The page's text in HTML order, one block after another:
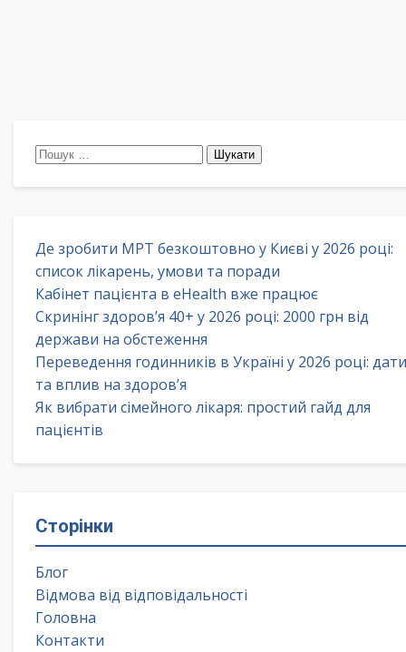
Пошук:
Де зробити МРТ безкоштовно у Києві у 2026 році:
список лікарень, умови та поради
Кабінет пацієнта в eHealth вже працює
Скринінг здоров’я 40+ у 2026 році: 2000 грн від
держави на обстеження
Переведення годинників в Україні у 2026 році: дати
та вплив на здоров’я
Як вибрати сімейного лікаря: простий гайд для
пацієнтів
Сторінки
Блог
Відмова від відповідальності
Головна
Контакти